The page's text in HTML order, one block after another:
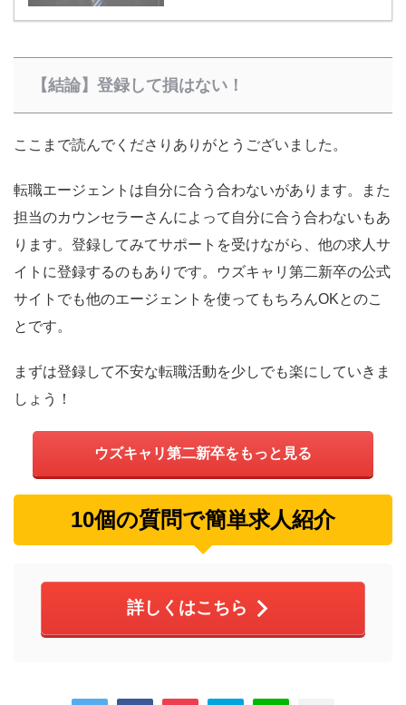
【結論】登録して損はない！
ここまで読んでくださりありがとうございました。
転職エージェントは自分に合う合わないがあります。また
担当のカウンセラーさんによって自分に合う合わないもあ
ります。登録してみてサポートを受けながら、他の求人サ
イトに登録するのもありです。ウズキャリ第二新卒の公式
サイトでも他のエージェントを使ってもちろんOKとのこ
とです。
まずは登録して不安な転職活動を少しでも楽にしていきま
しょう！
ウズキャリ第二新卒をもっと見る
10個の質問で簡単求人紹介
詳しくはこちら